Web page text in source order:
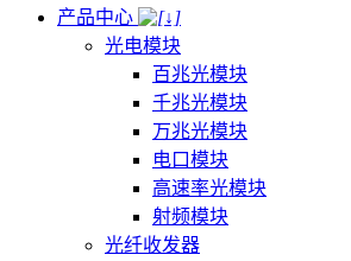
产品中心
光电模块
百兆光模块
千兆光模块
万兆光模块
电口模块
高速率光模块
射频模块
光纤收发器